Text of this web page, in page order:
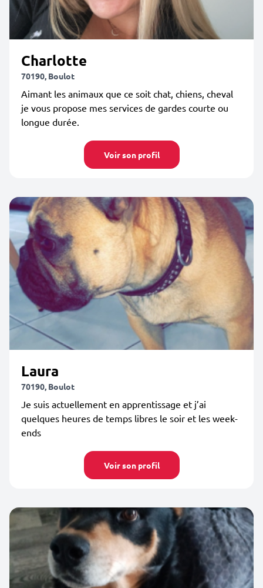
Charlotte
70190, Boulot
Aimant les animaux que ce soit chat, chiens, cheval
je vous propose mes services de gardes courte ou
longue durée.
Voir son profil
Laura
70190, Boulot
Je suis actuellement en apprentissage et j’ai
quelques heures de temps libres le soir et les week-
ends
Voir son profil